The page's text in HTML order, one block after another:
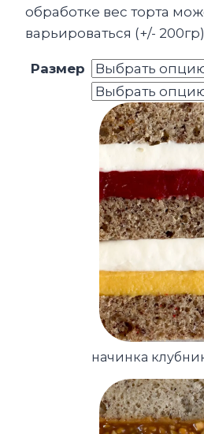
обработке вес торта
варьироваться (+/- 200гр)
Размер
начинка